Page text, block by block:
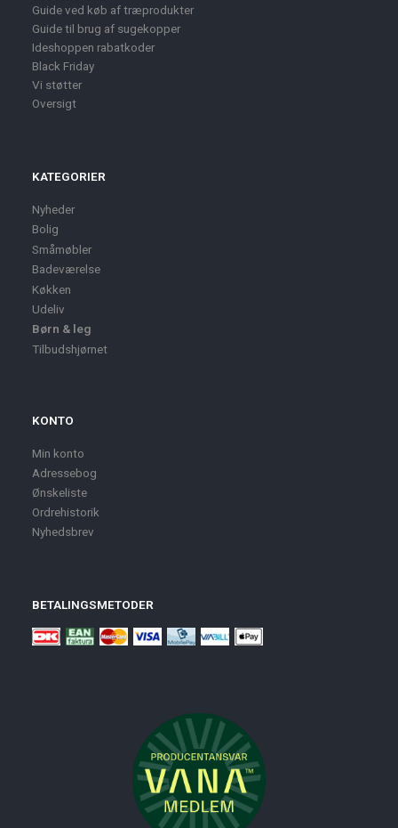
Guide ved køb af træprodukter
Guide til brug af sugekopper
Ideshoppen rabatkoder
Black Friday
Vi støtter
Oversigt
KATEGORIER
Nyheder
Bolig
Småmøbler
Badeværelse
Køkken
Udeliv
Børn & leg
Tilbudshjørnet
KONTO
Min konto
Adressebog
Ønskeliste
Ordrehistorik
Nyhedsbrev
BETALINGSMETODER